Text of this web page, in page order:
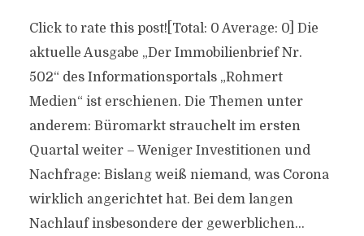
Click to rate this post![Total: 0 Average: 0] Die
aktuelle Ausgabe „Der Immobilienbrief Nr.
502“ des Informationsportals „Rohmert
Medien“ ist erschienen. Die Themen unter
anderem: Büromarkt strauchelt im ersten
Quartal weiter – Weniger Investitionen und
Nachfrage: Bislang weiß niemand, was Corona
wirklich angerichtet hat. Bei dem langen
Nachlauf insbesondere der gewerblichen...